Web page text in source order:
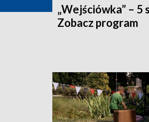
„Wejściówka” – 5
Zobacz program